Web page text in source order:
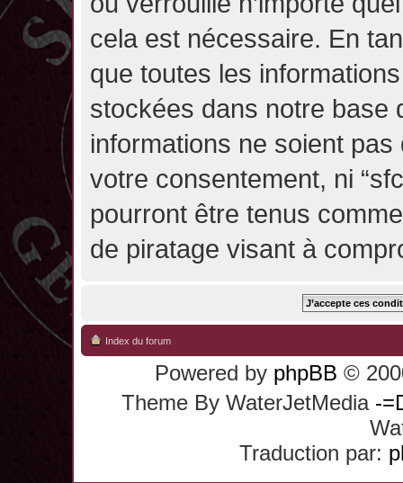
cela est nécessaire. En
que toutes les
stockées dans notre base
informations ne soient
votre consentement, ni
pourront être tenus
de piratage visant à
Index du forum
Powered by phpBB ©
Theme By WaterJetMedia -
Traduction par: